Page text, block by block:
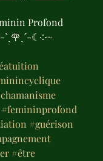
Profond
┈༶☽-ˋˏ🌹ˎˊ-☾༶┈
#femininprofond
#guérison
#être